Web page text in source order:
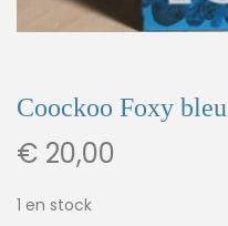
Coockoo Foxy bleu
€ 20,00
1 en stock